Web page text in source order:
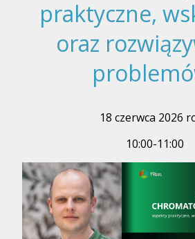
praktyczne,
oraz
18 czerwca 2026
10:00-11:00